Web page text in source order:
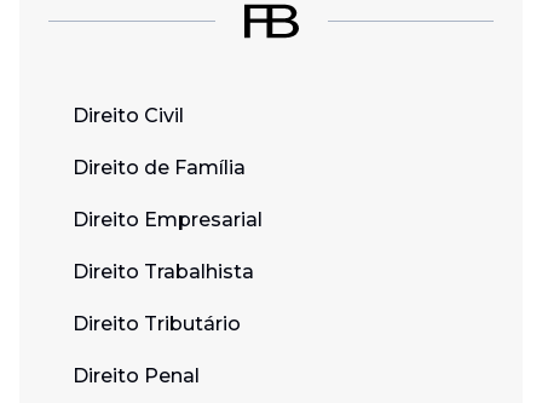
Direito Civil
Direito de Família
Direito Empresarial
Direito Trabalhista
Direito Tributário
Direito Penal